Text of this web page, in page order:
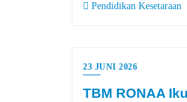
Pendidikan Kesetaraan
23 JUNI 2026
TBM RONAA